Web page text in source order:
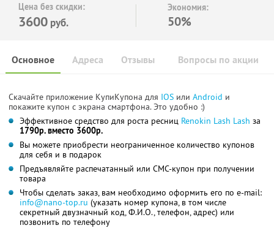
Цена без скидки:
3600 руб.
Экономия:
50%
Основное Отзывы Вопросы по акции
Адреса
Скачайте приложение КупиКупона для IOS или Android и
покажите купон с экрана смартфона. Это удобно :)
Эффективное средство для роста ресниц Renokin Lash Lash за
1790р. вместо 3600р.
Вы можете приобрести неограниченное количество купонов
для себя и в подарок
Предъявляйте распечатанный или СМС-купон при получении
товара
Чтобы сделать заказ, вам необходимо оформить его по e-mail:
info@nano-top.ru (указать номер купона, в том числе
секретный двузначный код, Ф.И.О., телефон, адрес) или
позвонить по телефону